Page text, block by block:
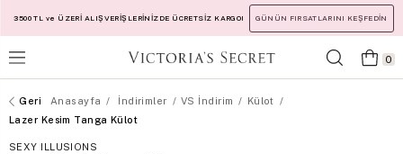
3500 TL ve ÜZERİ ALIŞVERİŞLERİNİZDE ÜCRETSİZ KARGO! GÜNÜN FIRSATLARINI KEŞFEDİN
0
Anasayfa İndirimler VS İndirim
Külot
Lazer Kesim Tanga Külot
SEXY ILLUSIONS